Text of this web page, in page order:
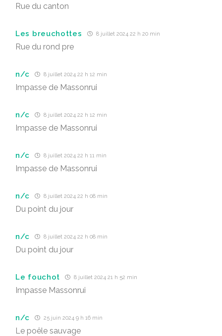
Rue du canton
Les breuchottes 8 juillet 2024 22 h 20 min
Rue du rond pre
n/c 8 juillet 2024 22 h 12 min
Impasse de Massonrui
n/c 8 juillet 2024 22 h 12 min
Impasse de Massonrui
n/c 8 juillet 2024 22 h 11 min
Impasse de Massonrui
n/c 8 juillet 2024 22 h 08 min
Du point du jour
n/c 8 juillet 2024 22 h 08 min
Du point du jour
Le fouchot 8 juillet 2024 21 h 52 min
Impasse Massonrui
n/c 25 juin 2024 9 h 16 min
Le poêle sauvage